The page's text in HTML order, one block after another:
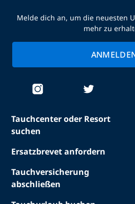
Tauchcenter oder Resort
suchen
Ersatzbrevet anfordern
Tauchversicherung
abschließen
Melde dich an, um die neuesten
mehr zu